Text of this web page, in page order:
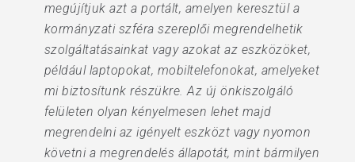
megújítjuk azt a portált, amelyen keresztül a
kormányzati szféra szereplői megrendelhetik
szolgáltatásainkat vagy azokat az eszközöket,
például laptopokat, mobiltelefonokat, amelyeket
mi biztosítunk részükre. Az új önkiszolgáló
felületen olyan kényelmesen lehet majd
megrendelni az igényelt eszközt vagy nyomon
követni a megrendelés állapotát, mint bármilyen